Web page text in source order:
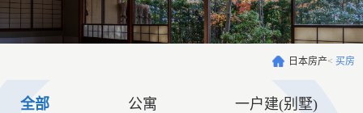
日本房产< 买房
全部 公寓
一户建(别墅)